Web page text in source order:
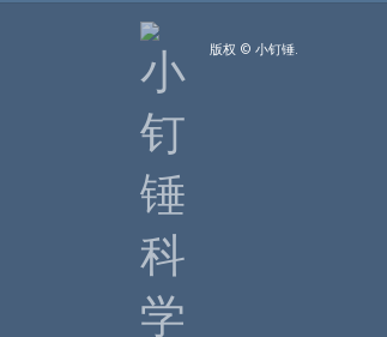
版权 © 小钉锤.